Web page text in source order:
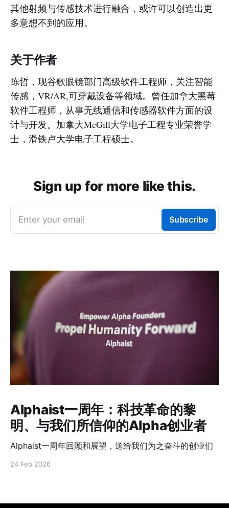
其他射频与传感技术进行融合，或许可以创造出更
多意想不到的应用。
关于作者
陈哲，现谷歌眼镜部门高级软件工程师，关注智能
传感，VR/AR,可穿戴设备等领域。曾任加拿大黑莓
软件工程师，从事无线通信和传感器软件方面的设
计与开发。加拿大McGill大学电子工程专业荣誉学
士，滑铁卢大学电子工程硕士。
Sign up for more like this.
Enter your email Subscribe
Alphaist一周年：科技革命的黎
明、与我们所信仰的Alpha创业者
Alphaist一周年回顾和展望，送给我们为之奋斗的创业们
24 Feb 2026